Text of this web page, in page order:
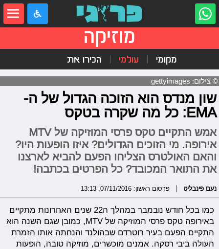
מוזיקה
מקומי עולמי הכירו את
© צילום: gettyimages
שון מנדס הוא הזוכה הגדול של ה-
EMA: כל מה שקרה בטקס
אמש התקיים טקס פרסי המוזיקה של MTV
אירופה. מי הזוכים הגדולים? איזו הופעות היו?
והאם האולטרס הצליחו הפעם להביא לארצנו
את התואר המכובד? כל הפרטים בכתבה!
נעם פינבליט פרסום ראשון: 07/11/2016, 13:13
כמו בכל חודש נובמבר במהלך ה22 שנים האחרונות מתקיים
באירופה טקס פרסי המוזיקה של MTV, כמובן שגם השנה הוא
התקיים הפעם בעיר רוטרדם שבהולנד והנחתה אותו הזמרת
העולה ביבי רסקה. אמנים מוכשרים, מוזיקה טובה, הופעות